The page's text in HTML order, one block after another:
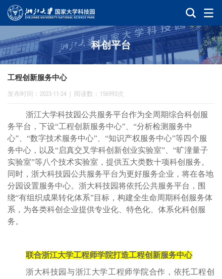
科创平台
工程创新服务中心
发布时间：2023-11-24 阅读数：156993次
浙江大学科技园公共服务平台作为全周期综合科创服
务平台，下设“工程创新服务中心” “分析检测服务中
心” “数字技术服务中心” “知识产权服务中心”等四个服
务中心，以及“启真交叉学科创新创业实验室” “旷潼量子
实验室”等八个技术实验室，提供五大类数十项科创服务。
同时，浙大科技园公共服务平台为更好服务企业，将在各地
分园设置服务中心。浙大科技园将依托公共服务平台，围
绕“有组织成果转化体系”目标，构建全生命周期科创服务体
系，为各类科创企业提供专业化、特色化、体系化科创服
务。
联合浙江大学工程师学院打造工程创新服务中心
浙大科技园与浙江大学工程师学院合作，依托工程创